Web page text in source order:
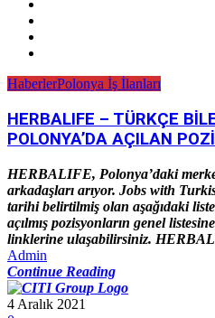
HaberlerPolonya İş İlanları
HERBALIFE – TÜRKÇE
POLONYA’DA AÇILAN
HERBALIFE, Polonya’daki
arkadaşları arıyor. Jobs with
tarihi belirtilmiş olan aşağıdaki
açılmış pozisyonların genel
linklerine ulaşabilirsiniz.
Admin
Continue Reading
4 Aralık 2021